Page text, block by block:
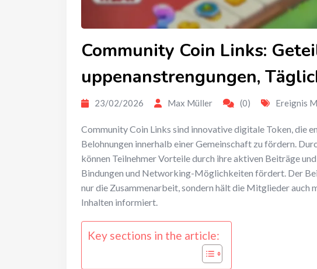
Community Coin Links:
uppenanstrengungen,
23/02/2026 Max Müller (0) Ereignis
Community Coin Links sind innovative digitale Token, die
Belohnungen innerhalb einer Gemeinschaft zu fördern.
können Teilnehmer Vorteile durch ihre aktiven Beiträge
Bindungen und Networking-Möglichkeiten fördert. Der
nur die Zusammenarbeit, sondern hält die Mitglieder auch
Inhalten informiert.
Key sections in the article: